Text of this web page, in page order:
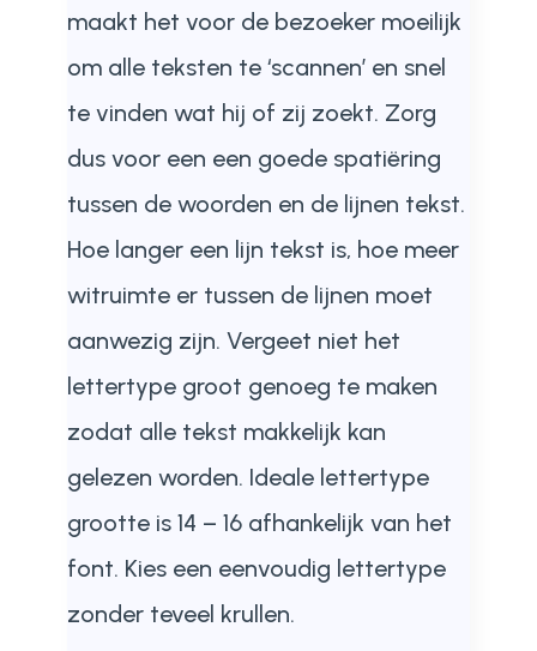
maakt het voor de bezoeker moeilijk
om alle teksten te ‘scannen’ en snel
te vinden wat hij of zij zoekt. Zorg
dus voor een een goede spatiëring
tussen de woorden en de lijnen tekst.
Hoe langer een lijn tekst is, hoe meer
witruimte er tussen de lijnen moet
aanwezig zijn. Vergeet niet het
lettertype groot genoeg te maken
zodat alle tekst makkelijk kan
gelezen worden. Ideale lettertype
grootte is 14 – 16 afhankelijk van het
font. Kies een eenvoudig lettertype
zonder teveel krullen.